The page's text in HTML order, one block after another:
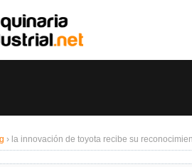
› la innovación de toyota recibe su